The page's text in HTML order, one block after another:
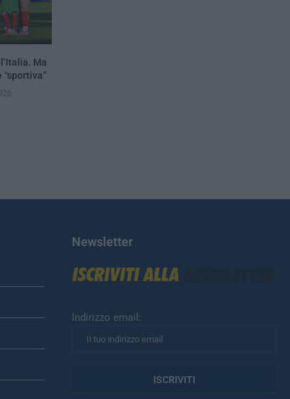
Ma
Newsletter
Indirizzo email: